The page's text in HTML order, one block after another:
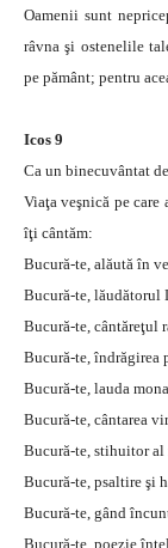
Oamenii sunt
râvna şi ostenelile
pe pământ; pentru
Icos 9
Ca un binecuvântat
Viaţa veşnică pe
îţi cântăm:
Bucură-te, alăută în
Bucură-te, lăudătorul
Bucură-te, cântăreţul
Bucură-te, îndrăgirea
Bucură-te, lauda
Bucură-te, cântarea
Bucură-te, stihuitor
Bucură-te, psaltire şi
Bucură-te, gând
Bucură-te, poezie